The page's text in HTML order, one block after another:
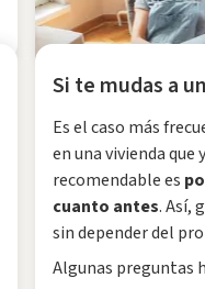
Si te mudas a
Es el caso más
en una vivienda
recomendable es
cuanto antes. Así,
sin depender del
Algunas preguntas